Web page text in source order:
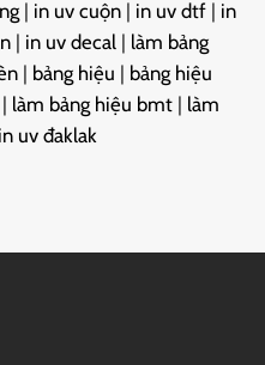
| in uv cuộn | in uv dtf | in
| in uv decal | làm bảng
| bảng hiệu | bảng hiệu
| làm bảng hiệu bmt | làm
in uv đaklak